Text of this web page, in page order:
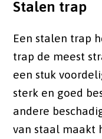
Stalen trap
Een stalen trap
trap de meest
een stuk
sterk en goed
andere
van staal maakt